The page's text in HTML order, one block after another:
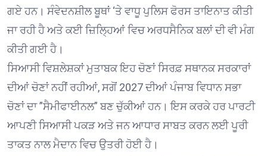
ਗਏ ਹਨ। ਸੰਵੇਦਨਸ਼ੀਲ ਬੂਥਾਂ ‘ਤੇ ਵਾਧੂ ਪੁਲਿਸ ਫੋਰਸ ਤਾਇਨਾਤ ਕੀਤੀ
ਜਾ ਰਹੀ ਹੈ ਅਤੇ ਕਈ ਜ਼ਿਲ੍ਹਿਆਂ ਵਿਚ ਅਰਧਸੈਨਿਕ ਬਲਾਂ ਦੀ ਵੀ ਮੰਗ
ਕੀਤੀ ਗਈ ਹੈ।
ਸਿਆਸੀ ਵਿਸ਼ਲੇਸ਼ਕਾਂ ਮੁਤਾਬਕ ਇਹ ਚੋਣਾਂ ਸਿਰਫ਼ ਸਥਾਨਕ ਸਰਕਾਰਾਂ
ਦੀਆਂ ਚੋਣਾਂ ਨਹੀਂ ਰਹੀਆਂ, ਸਗੋਂ 2027 ਦੀਆਂ ਪੰਜਾਬ ਵਿਧਾਨ ਸਭਾ
ਚੋਣਾਂ ਦਾ ”ਸੈਮੀਫਾਈਨਲ” ਬਣ ਚੁੱਕੀਆਂ ਹਨ। ਇਸ ਕਰਕੇ ਹਰ ਪਾਰਟੀ
ਆਪਣੀ ਸਿਆਸੀ ਪਕੜ ਅਤੇ ਜਨ ਆਧਾਰ ਸਾਬਤ ਕਰਨ ਲਈ ਪੂਰੀ
ਤਾਕਤ ਨਾਲ ਮੈਦਾਨ ਵਿਚ ਉਤਰੀ ਹੋਈ ਹੈ।